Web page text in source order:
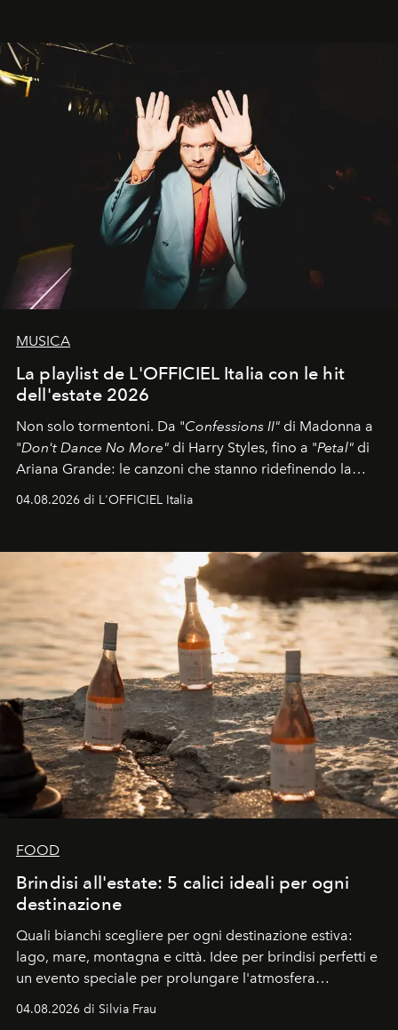
MUSICA
La playlist de L'OFFICIEL Italia con le hit
dell'estate 2026
Non solo tormentoni. Da "Confessions II" di Madonna a
"Don't Dance No More" di Harry Styles, fino a "Petal" di
Ariana Grande: le canzoni che stanno ridefinendo la
colonna sonora della stagione.
04.08.2026 di L'OFFICIEL Italia
FOOD
Brindisi all'estate: 5 calici ideali per ogni
destinazione
Quali bianchi scegliere per ogni destinazione estiva:
lago, mare, montagna e città. Idee per brindisi perfetti e
un evento speciale per prolungare l'atmosfera
04.08.2026 di Silvia Frau